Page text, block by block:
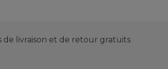
de livraison et de retour gratuits